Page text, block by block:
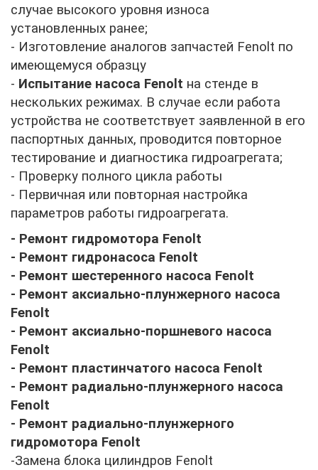
случае высокого уровня износа
установленных ранее;
- Изготовление аналогов запчастей Fenolt по
имеющемуся образцу
- Испытание насоса Fenolt на стенде в
нескольких режимах. В случае если работа
устройства не соответствует заявленной в его
паспортных данных, проводится повторное
тестирование и диагностика гидроагрегата;
- Проверку полного цикла работы
- Первичная или повторная настройка
параметров работы гидроагрегата.
- Ремонт гидромотора Fenolt
- Ремонт гидронасоса Fenolt
- Ремонт шестеренного насоса Fenolt
- Ремонт аксиально-плунжерного насоса
Fenolt
- Ремонт аксиально-поршневого насоса
Fenolt
- Ремонт пластинчатого насоса Fenolt
- Ремонт радиально-плунжерного насоса
Fenolt
- Ремонт радиально-плунжерного
гидромотора Fenolt
-Замена блока цилиндров Fenolt